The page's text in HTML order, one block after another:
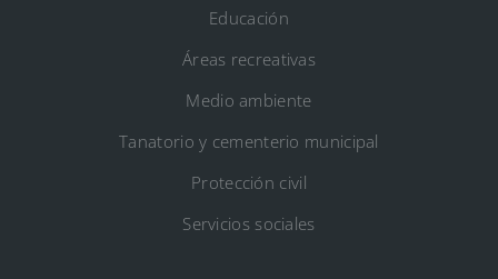
Educación
Áreas recreativas
Medio ambiente
Tanatorio y cementerio municipal
Protección civil
Servicios sociales